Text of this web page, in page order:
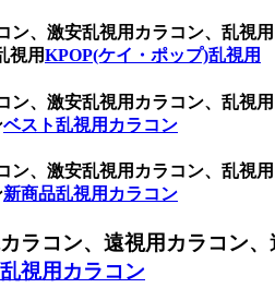
、激安乱視用カラコン、乱視
視用KPOP(ケイ・ポップ)乱視用
、激安乱視用カラコン、乱視
ベスト乱視用カラコン
、激安乱視用カラコン、乱視
新商品乱視用カラコン
ラコン、遠視用カラコン
視用カラコン